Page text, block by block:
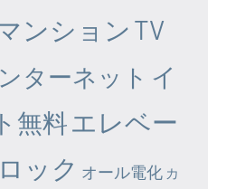
ンション TV
ターネット イ
無料エレベー
ック オール電化 カ